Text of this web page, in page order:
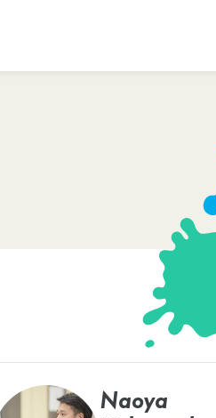
Naoya